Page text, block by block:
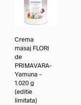
Crema
masaj FLORI
de
PRIMAVARA-
Yamuna –
1.020 g
(editie
limitata)